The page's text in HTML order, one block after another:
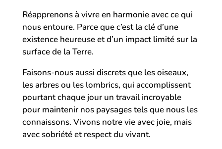
Réapprenons à vivre en harmonie avec ce qui
nous entoure. Parce que c’est la clé d’une
existence heureuse et d’un impact limité sur la
surface de la Terre.
Faisons-nous aussi discrets que les oiseaux,
les arbres ou les lombrics, qui accomplissent
pourtant chaque jour un travail incroyable
pour maintenir nos paysages tels que nous les
connaissons. Vivons notre vie avec joie, mais
avec sobriété et respect du vivant.